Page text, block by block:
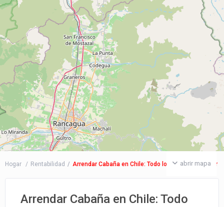
abrir mapa
Hogar Rentabilidad Arrendar Cabaña en Chile: Todo lo Que Debes Saber
Arrendar Cabaña en Chile: Todo